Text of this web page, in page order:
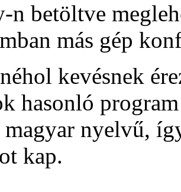
n betöltve
más gép
kevésnek
hasonló
magyar nyelvű,
kap.